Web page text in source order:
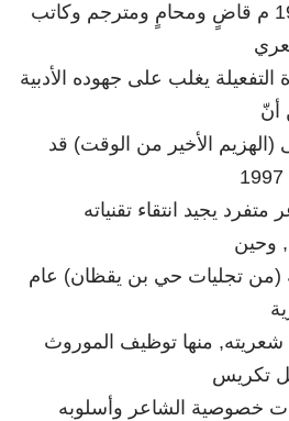
من مواليد ذمار عام 1947 م قاضٍ ومحامٍ ومترجم وكاتب
يغلب على جهوده الأدبية
أنّ
(الهزيم الأخير من الوقت) قد
يجيد انتقاء تقنياته
وحين
(من تجليات حي بن يقظان) عام
منها توظيف الموروث
تكريس
خصوصية الشاعر وأسلوبه